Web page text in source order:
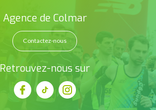
Agence de Colmar
Contactez-nous
Retrouvez-nous sur